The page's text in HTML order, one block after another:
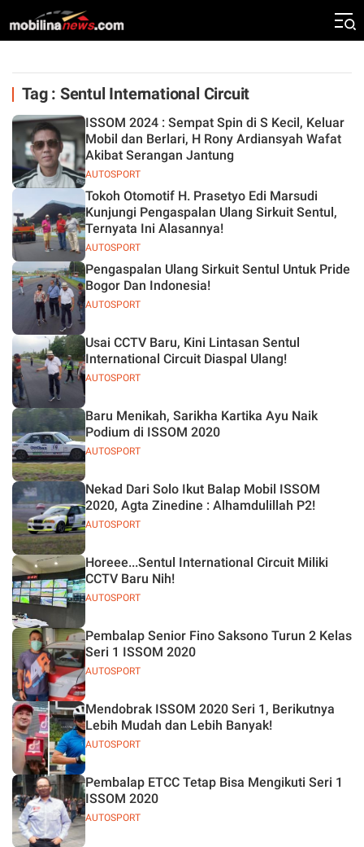
Tag : Sentul International Circuit
AUTOSPORT
ISSOM 2024 : Sempat Spin di S Kecil, Keluar
Mobil dan Berlari, H Rony Ardiansyah Wafat
Akibat Serangan Jantung
AUTOSPORT
Tokoh Otomotif H. Prasetyo Edi Marsudi
Kunjungi Pengaspalan Ulang Sirkuit Sentul,
Ternyata Ini Alasannya!
AUTOSPORT
Pengaspalan Ulang Sirkuit Sentul Untuk Pride
Bogor Dan Indonesia!
AUTOSPORT
Usai CCTV Baru, Kini Lintasan Sentul
International Circuit Diaspal Ulang!
AUTOSPORT
Baru Menikah, Sarikha Kartika Ayu Naik
Podium di ISSOM 2020
AUTOSPORT
Nekad Dari Solo Ikut Balap Mobil ISSOM
2020, Agta Zinedine : Alhamdulillah P2!
AUTOSPORT
Horeee...Sentul International Circuit Miliki
CCTV Baru Nih!
AUTOSPORT
Pembalap Senior Fino Saksono Turun 2 Kelas
Seri 1 ISSOM 2020
AUTOSPORT
Mendobrak ISSOM 2020 Seri 1, Berikutnya
Lebih Mudah dan Lebih Banyak!
AUTOSPORT
Pembalap ETCC Tetap Bisa Mengikuti Seri 1
ISSOM 2020